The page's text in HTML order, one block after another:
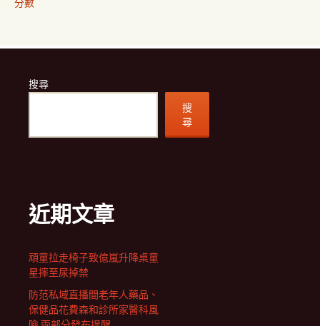
分數
搜尋
搜
尋
近期文章
頑童拉走椅子致億嵐升降桌童
星摔至尿掉禁
防范私域直播間老年人藥品、
保健品花費森和診所家醫科風